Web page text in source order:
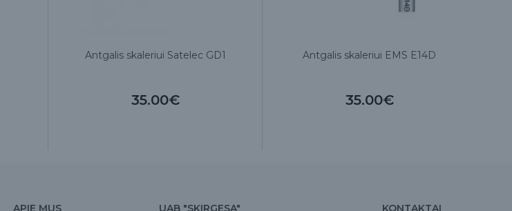
Antgalis skaleriui Satelec GD1
35.00€
Antgalis skaleriui EMS E14D
35.00€
APIE MUS UAB "SKIRGESA" KONTAKTAI